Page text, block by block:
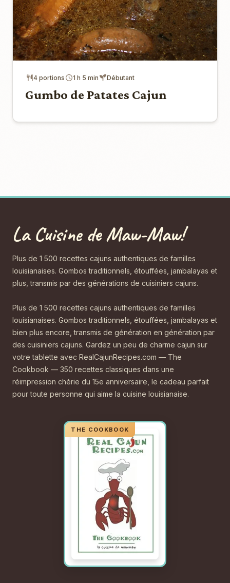
4 portions 1 h 5 min Débutant
Gumbo de Patates Cajun
La Cuisine de Maw-Maw!
Plus de 1 500 recettes cajuns authentiques de familles
louisianaises. Gombos traditionnels, étouffées, jambalayas et
plus, transmis par des générations de cuisiniers cajuns.
Plus de 1 500 recettes cajuns authentiques de familles
louisianaises. Gombos traditionnels, étouffées, jambalayas et
bien plus encore, transmis de génération en génération par
des cuisiniers cajuns. Gardez un peu de charme cajun sur
votre tablette avec RealCajunRecipes.com — The
Cookbook — 350 recettes classiques dans une
réimpression chérie du 15e anniversaire, le cadeau parfait
pour toute personne qui aime la cuisine louisianaise.